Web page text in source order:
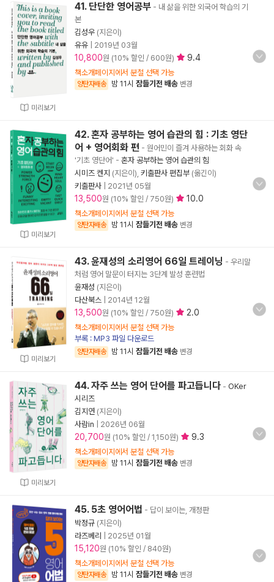
미리보기
41. 단단한 영어공부 - 내 삶을 위한 외국어 학습의 기
본
김성우 (지은이)
유유
2019년 03월
10,800원 (10% 할인 / 600원) 9.4
책소개페이지에서 분철 선택 가능
양탄자배송 밤 11시 잠들기전 배송 변경
미리보기
42. 혼자 공부하는 영어 습관의 힘 : 기초 영단
어 + 영어회화 편 - 원어민이 즐겨 사용하는 회화 속
'기초 영단어' - 혼자 공부하는 영어 습관의 힘
시미즈 켄지 (지은이), 키출판사 편집부 (옮긴이)
키출판사
2021년 05월
13,500원 (10% 할인 / 750원) 10.0
책소개페이지에서 분철 선택 가능
양탄자배송 밤 11시 잠들기전 배송 변경
미리보기
43. 윤재성의 소리영어 66일 트레이닝 - 우리말
처럼 영어 말문이 터지는 3단계 발성 훈련법
윤재성 (지은이)
다산북스
2014년 12월
13,500원 (10% 할인 / 750원) 2.0
책소개페이지에서 분철 선택 가능
부록 : MP3 파일 다운로드
양탄자배송 밤 11시 잠들기전 배송 변경
미리보기
44. 자주 쓰는 영어 단어를 파고듭니다 - OKer
시리즈
김지연 (지은이)
사람in
2026년 06월
20,700원 (10% 할인 / 1,150원) 9.3
책소개페이지에서 분철 선택 가능
양탄자배송 밤 11시 잠들기전 배송 변경
45. 5초 영어어법 - 답이 보이는, 개정판
박정규 (지은이)
라즈베리
2025년 01월
15,120원 (10% 할인 / 840원)
책소개페이지에서 분철 선택 가능
양탄자배송 밤 11시 잠들기전 배송 변경